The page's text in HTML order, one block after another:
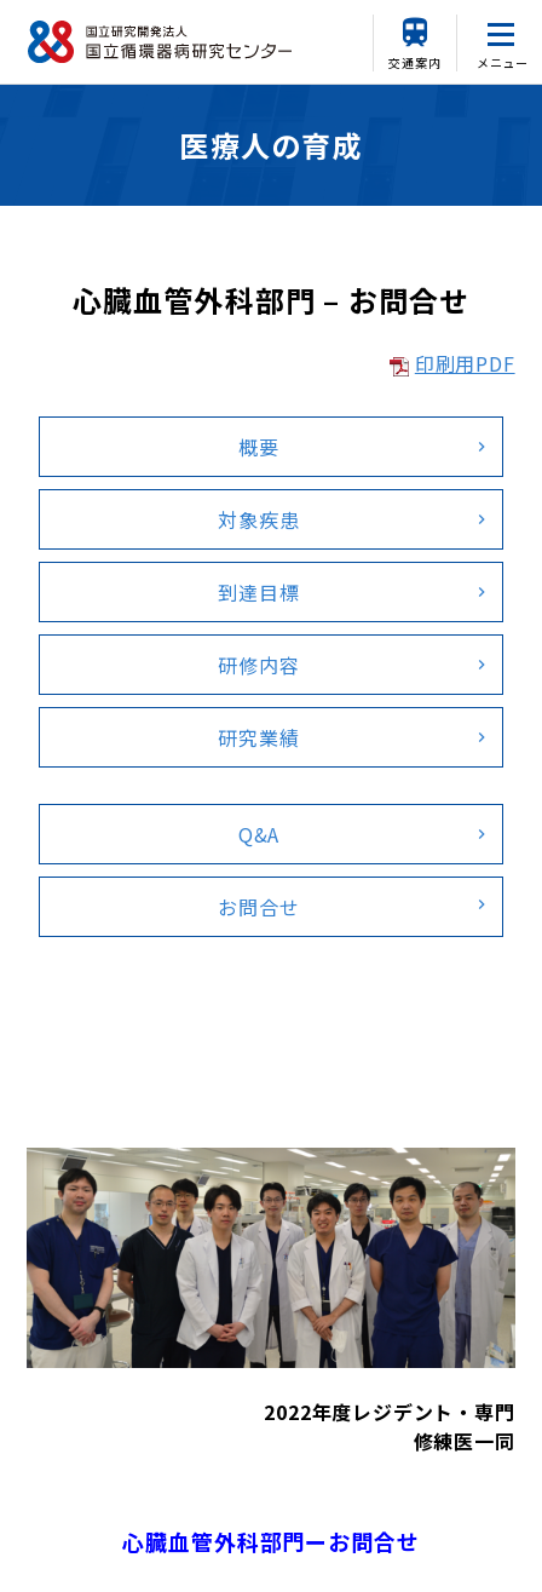
交通案内 メニュー
医療人の育成
心臓血管外科部門 – お問合せ
印刷用PDF
概要
対象疾患
到達目標
研修内容
研究業績
Q&A
お問合せ
2022年度レジデント・専門
修練医一同
心臓血管外科部門ーお問合せ